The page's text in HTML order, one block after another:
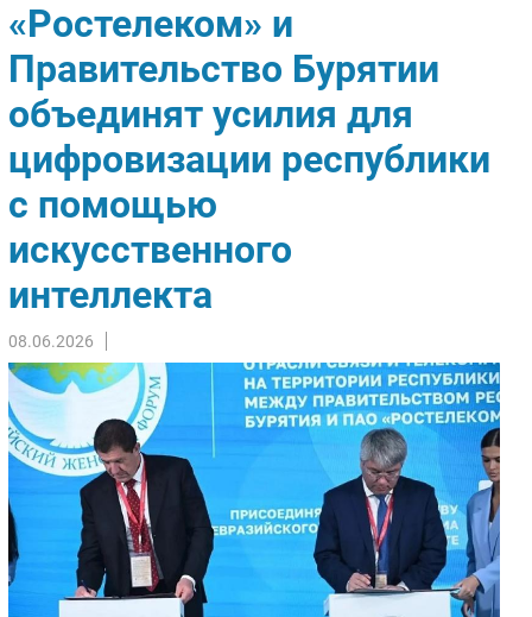
Импорто­замещение
Автоматизация Промышленности
Интернет
Мобильная связь
Фиксированная связь
Интеграция
Рынок ПК
Маркетинг
Торговые сети
Оборудование
ПО
Outsourcing
Кадры
Регулирование
Финансы
Web
Безопасность
Инновации
«Ростелеком» и
Правительство Бурятии
объединят усилия для
цифровизации республики
с помощью
искусственного
интеллекта
08.06.2026